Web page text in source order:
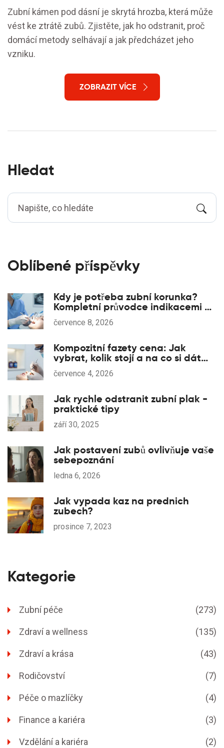
Zubní kámen pod dásní je skrytá hrozba, která může
vést ke ztrátě zubů. Zjistěte, jak ho odstranit, proč
domácí metody selhávají a jak předcházet jeho
vzniku.
ZOBRAZIT VÍCE
Hledat
Oblíbené příspěvky
Kdy je potřeba zubní korunka?
Kompletní průvodce indikacemi a
typy korunek
července 8, 2026
Kompozitní fazety cena: Jak
vybrat, kolik stojí a na co si dát
pozor
července 4, 2026
Jak rychle odstranit zubní plak -
praktické tipy
září 30, 2025
Jak postavení zubů ovlivňuje vaše
sebepoznání
ledna 6, 2026
Jak vypada kaz na prednich
zubech?
prosince 7, 2023
Kategorie
Zubní péče (273)
Zdraví a wellness (135)
Zdraví a krása (43)
Rodičovství (7)
Péče o mazlíčky (4)
Finance a kariéra (3)
Vzdělání a kariéra (2)